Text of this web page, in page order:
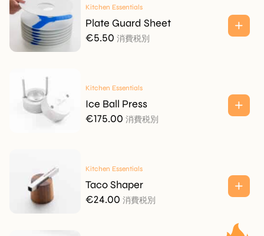
Kitchen Essentials
Plate Guard Sheet
€5.50 消費税別
Kitchen Essentials
Ice Ball Press
€175.00 消費税別
Kitchen Essentials
Taco Shaper
€24.00 消費税別